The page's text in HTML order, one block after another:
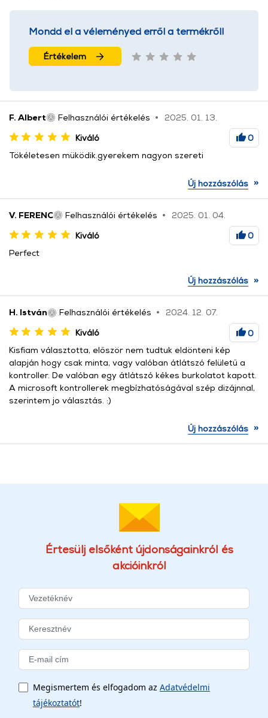
Mondd el a véleményed erről a termékről!
Értékelem
F. Albert Felhasználói értékelés
2025. 01. 13.
Kiváló
0
Tökéletesen müködik.gyerekem nagyon szereti
Új hozzászólás »
V. FERENC Felhasználói értékelés
2025. 01. 04.
Kiváló
0
Perfect
Új hozzászólás »
H. István Felhasználói értékelés
2024. 12. 07.
Kiváló
0
Kisfiam választotta, először nem tudtuk eldönteni kép
alapján hogy csak minta, vagy valóban átlátszó felületű a
kontroller. De valóban egy átlátszó kékes burkolatot kapott.
A microsoft kontrollerek megbízhatóságával szép dizájnnal,
szerintem jo választás. :)
Új hozzászólás »
Értesülj elsőként újdonságainkról és
akcióinkról
Megismertem és elfogadom az Adatvédelmi
tájékoztatót!